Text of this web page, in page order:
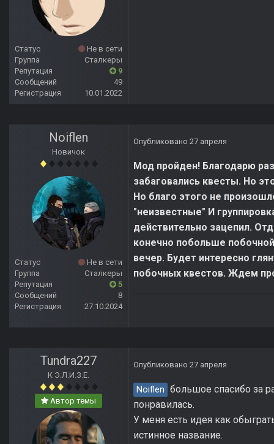
Статус
Не в сети
Группа
Сталкеры
Репутация
9
Сообщений
49
Регистрация
10.01.2022
Noiflen
Новичок
Статус
Не в сети
Группа
Сталкеры
Репутация
5
Сообщений
8
Регистрация
27.10.2024
Опубликовано 27 апреля
Мод пройден! Благодарю
забаговались квесты. Но
Но благо этого не
"неизвестные" И
действительно зацепил.
конечно побольше
вечер. Будет интересно
побочных квестов. Ждем
Tundra227
К Э.Л.И.З.Е.
Автор темы
Опубликовано 27 апреля
Noiflen большое спасибо за
понравилась.
У меня есть идея как
истинное название.